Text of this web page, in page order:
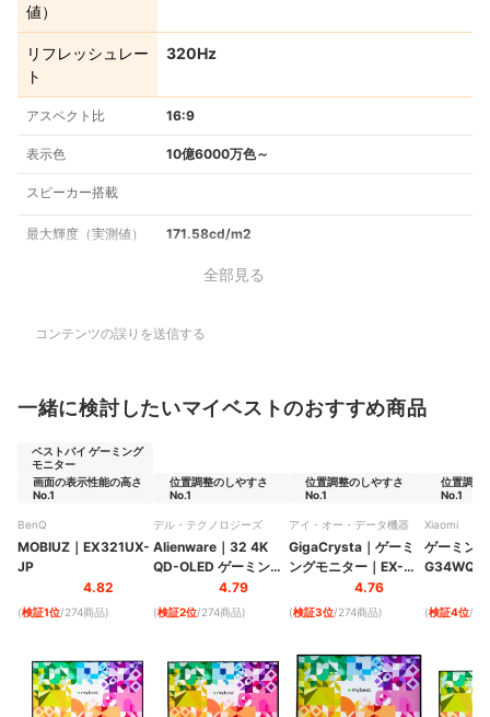
値）
リフレッシュレー
ト
320Hz
アスペクト比 16:9
表示色 10億6000万色～
スピーカー搭載
最大輝度（実測値） 171.58cd/m2
全部見る
コンテンツの誤りを送信する
一緒に検討したいマイベストのおすすめ商品
ベストバイ ゲーミング
モニター
画面の表示性能の高さ
No.1
BenQ
MOBIUZ ｜ EX321UX-
JP
4.82
(検証1位/274商品)
位置調整のしやすさ
No.1
デル・テクノロジーズ
Alienware ｜ 32 4K
QD-OLED ゲーミング
AW3225QF
4.79
(検証2位/274商品)
位置調整のしやすさ
No.1
アイ・オー・データ機器
GigaCrysta ｜ ゲーミ
ングモニター ｜ EX-
GDU271JAD4.76
(検証3位/274商品)
位置調整
No.1
Xiaomi
ゲーミン
G34WQi
(検証4位/